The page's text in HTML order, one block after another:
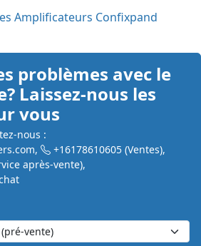
Amplificateurs Confixpand
problèmes avec le
Laissez-nous les
vous
nous :
, +16178610605 (Ventes),
après-vente),